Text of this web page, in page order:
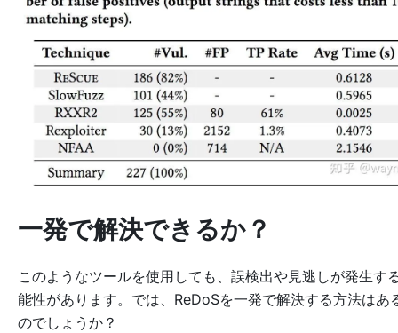
一発で解決できるか？
このようなツールを使用しても、誤検出や見逃しが発生す
能性があります。では、ReDoSを一発で解決する方法はあ
のでしょうか？